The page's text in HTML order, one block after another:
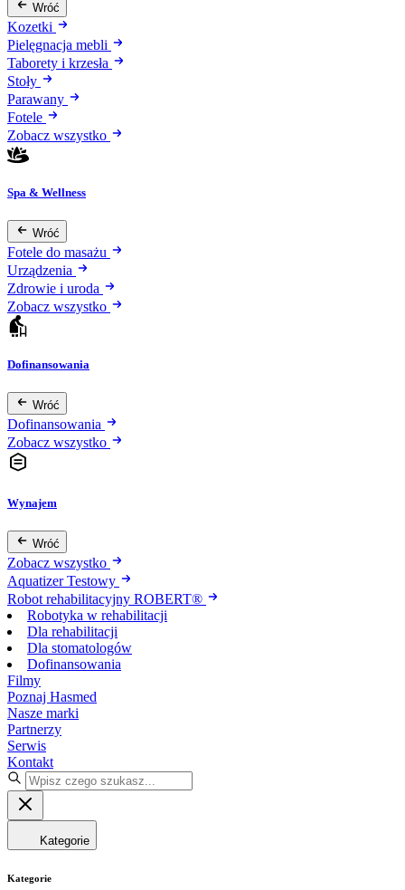
Wróć
Kozetki
Pielęgnacja mebli
Taborety i krzesła
Stoły
Parawany
Fotele
Zobacz wszystko
Spa & Wellness
Wróć
Fotele do masażu
Urządzenia
Zdrowie i uroda
Zobacz wszystko
Dofinansowania
Wróć
Dofinansowania
Zobacz wszystko
Wynajem
Wróć
Zobacz wszystko
Aquatizer Testowy
Robot rehabilitacyjny ROBERT®
Robotyka w rehabilitacji
Dla rehabilitacji
Dla stomatologów
Dofinansowania
Filmy
Poznaj Hasmed
Nasze marki
Partnerzy
Serwis
Kontakt
Kategorie
Kategorie